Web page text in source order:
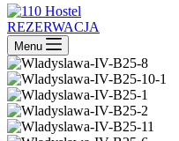
REZERWACJA
Menu